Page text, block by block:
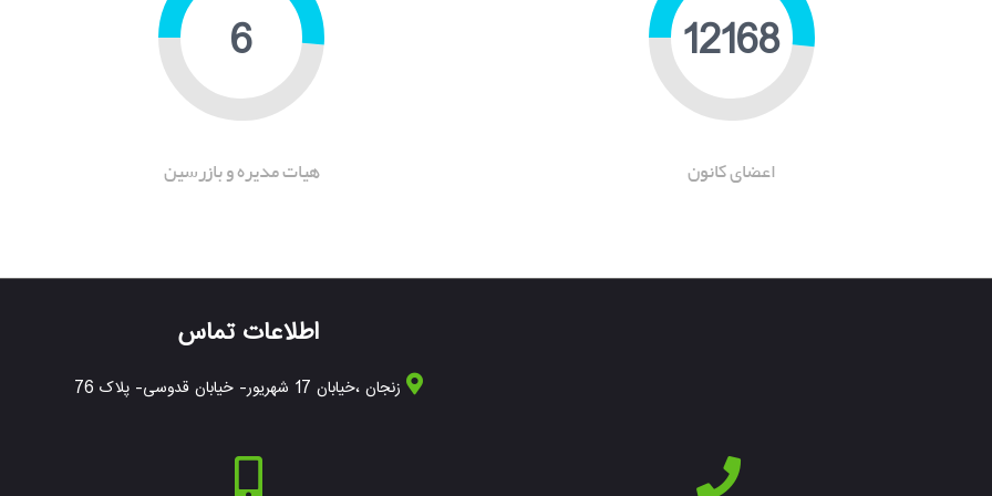
21269
اعضای کانون
10
هیات مدیره و بازرسین
اطلاعات تماس
زنجان ،خیابان 17 شهریور- خیابان قدوسی- پلاک 76